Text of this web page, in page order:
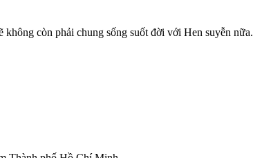
còn phải chung sống suốt đời với Hen suyễn nữa.